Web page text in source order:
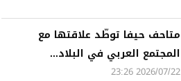
متاحف حيفا توطّد علاقتها مع
المجتمع العربي في البلاد...
2026/07/22 23:26